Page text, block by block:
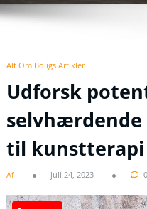
Alt Om Boligs Artikler
Udforsk
til kunstterapi
Af juli 24, 2023 0